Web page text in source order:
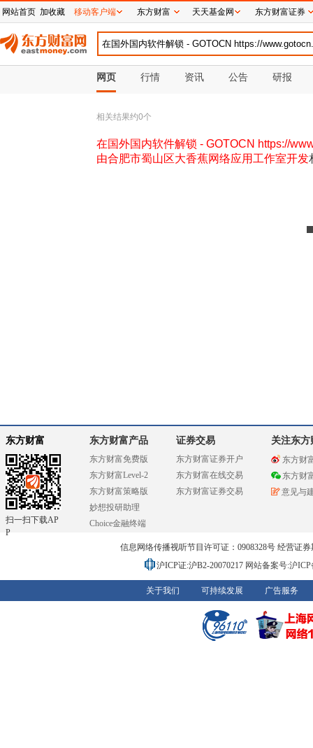
网页 行情 资讯 公告 研报
相关结果约0个
在国外国内软件解锁 - GOTOCN https://
由合肥市蜀山区大香蕉网络应用工作室开发
东方财富
扫一扫下载AP
P
东方财富产品
东方财富免费版
东方财富Level-2
东方财富策略版
妙想投研助理
Choice金融终端
证券交易
东方财富证券开户
东方财富在线交易
东方财富证券交易
关注东方
东方财
东方财
意见与
信息网络传播视听节目许可证：0908328号 经营证
沪ICP证:沪B2-20070217 网站备案号:沪
关于我们 可持续发展 广告服务
网站首页 加收藏 移动客户端 东方财富 天天基金网 东方财富证券